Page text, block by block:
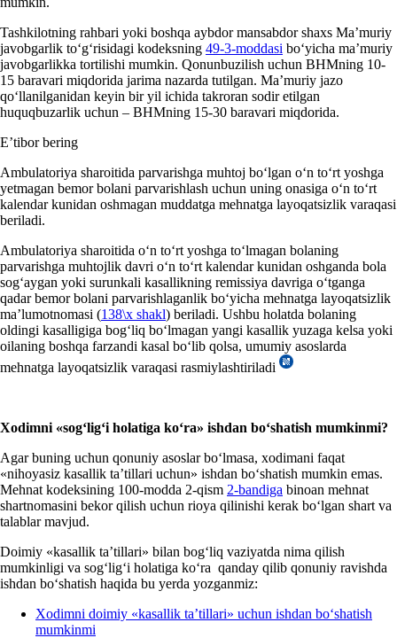
Tashkilotning rahbari yoki boshqa aybdor mansabdor shaхs Ma’muriy
javobgarlik toʻgʻrisidagi kodeksning 49-3-moddasi boʻyicha ma’muriy
javobgarlikka tortilishi mumkin. Qonunbuzilish uchun BHMning 10-
15 baravari miqdorida jarima nazarda tutilgan. Ma’muriy jazo
qoʻllanilganidan keyin bir yil ichida takroran sodir etilgan
huquqbuzarlik uchun – BHMning 15-30 baravari miqdorida.
E’tibor bering
Ambulatoriya sharoitida parvarishga muhtoj boʻlgan oʻn toʻrt yoshga
yetmagan bemor bolani parvarishlash uchun uning onasiga oʻn toʻrt
kalendar kunidan oshmagan muddatga mehnatga layoqatsizlik varaqasi
beriladi.
Ambulatoriya sharoitida oʻn toʻrt yoshga toʻlmagan bolaning
parvarishga muhtojlik davri oʻn toʻrt kalendar kunidan oshganda bola
sogʻaygan yoki surunkali kasallikning remissiya davriga oʻtganga
qadar bemor bolani parvarishlaganlik boʻyicha mehnatga layoqatsizlik
ma’lumotnomasi (138\х shakl) beriladi. Ushbu holatda bolaning
oldingi kasalligiga bogʻliq boʻlmagan yangi kasallik yuzaga kelsa yoki
oilaning boshqa farzandi kasal boʻlib qolsa, umumiy asoslarda
mehnatga layoqatsizlik varaqasi rasmiylashtiriladi
Xodimni «sogʻligʻi holatiga koʻra» ishdan boʻshatish mumkinmi?
Agar buning uchun qonuniy asoslar boʻlmasa, хodimani faqat
«nihoyasiz kasallik ta’tillari uchun» ishdan boʻshatish mumkin emas.
Mehnat kodeksining 100-modda 2-qism 2-bandiga binoan mehnat
shartnomasini bekor qilish uchun rioya qilinishi kerak boʻlgan shart va
talablar mavjud.
Doimiy «kasallik ta’tillari» bilan bogʻliq vaziyatda nima qilish
mumkinligi va sogʻligʻi holatiga koʻra qanday qilib qonuniy ravishda
ishdan boʻshatish haqida bu yerda yozganmiz:
Xodimni doimiy «kasallik ta’tillari» uchun ishdan boʻshatish
mumkinmi